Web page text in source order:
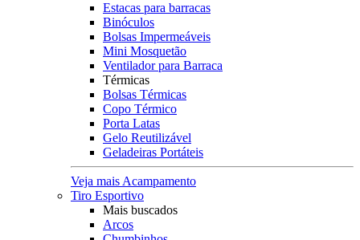
Estacas para barracas
Binóculos
Bolsas Impermeáveis
Mini Mosquetão
Ventilador para Barraca
Térmicas
Bolsas Térmicas
Copo Térmico
Porta Latas
Gelo Reutilizável
Geladeiras Portáteis
Veja mais Acampamento
Tiro Esportivo
Mais buscados
Arcos